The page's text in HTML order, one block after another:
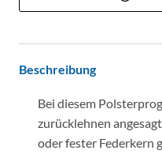
Beschreibung
Bei diesem
zurücklehnen
oder fester Federkern